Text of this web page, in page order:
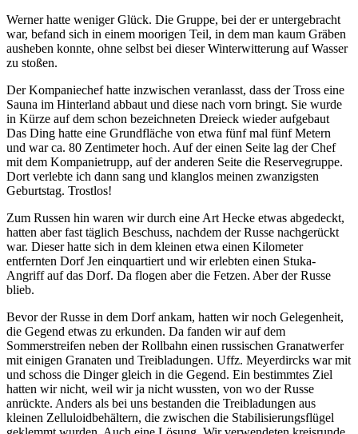
Werner hatte weniger Glück. Die Gruppe, bei der er untergebracht
war, befand sich in einem moorigen Teil, in dem man kaum Gräben
ausheben konnte, ohne selbst bei dieser Winterwitterung auf Wasser
zu stoßen.
Der Kompaniechef hatte inzwischen veranlasst, dass der Tross eine
Sauna im Hinterland abbaut und diese nach vorn bringt. Sie wurde
in Kürze auf dem schon bezeichneten Dreieck wieder aufgebaut
Das Ding hatte eine Grundfläche von etwa fünf mal fünf Metern
und war ca. 80 Zentimeter hoch. Auf der einen Seite lag der Chef
mit dem Kompanietrupp, auf der anderen Seite die Reservegruppe.
Dort verlebte ich dann sang und klanglos meinen zwanzigsten
Geburtstag. Trostlos!
Zum Russen hin waren wir durch eine Art Hecke etwas abgedeckt,
hatten aber fast täglich Beschuss, nachdem der Russe nachgerückt
war. Dieser hatte sich in dem kleinen etwa einen Kilometer
entfernten Dorf Jen einquartiert und wir erlebten einen Stuka-
Angriff auf das Dorf. Da flogen aber die Fetzen. Aber der Russe
blieb.
Bevor der Russe in dem Dorf ankam, hatten wir noch Gelegenheit,
die Gegend etwas zu erkunden. Da fanden wir auf dem
Sommerstreifen neben der Rollbahn einen russischen Granatwerfer
mit einigen Granaten und Treibladungen. Uffz. Meyerdircks war mit
und schoss die Dinger gleich in die Gegend. Ein bestimmtes Ziel
hatten wir nicht, weil wir ja nicht wussten, von wo der Russe
anrückte. Anders als bei uns bestanden die Treibladungen aus
kleinen Zelluloidbehältern, die zwischen die Stabilisierungsflügel